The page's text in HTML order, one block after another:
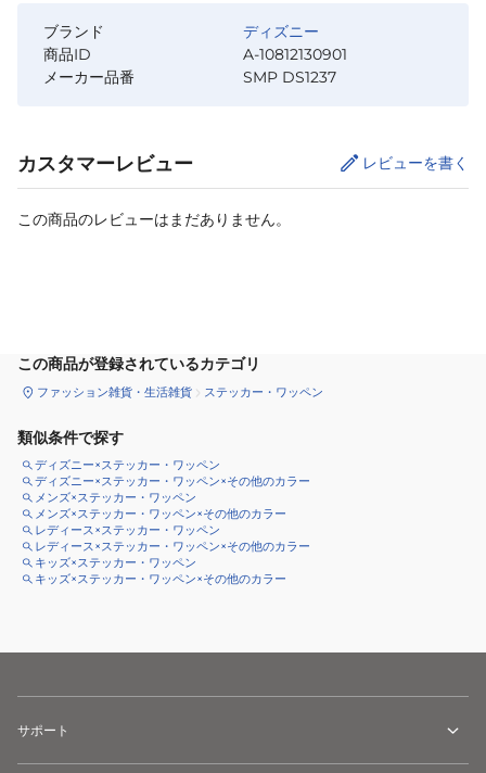
ブランド
ディズニー
商品ID
A-10812130901
メーカー品番
SMP DS1237
カスタマーレビュー レビューを書く
この商品のレビューはまだありません。
この商品が登録されているカテゴリ
ファッション雑貨・生活雑貨 ステッカー・ワッペン
類似条件で探す
ディズニー×ステッカー・ワッペン
ディズニー×ステッカー・ワッペン×その他のカラー
メンズ×ステッカー・ワッペン
メンズ×ステッカー・ワッペン×その他のカラー
レディース×ステッカー・ワッペン
レディース×ステッカー・ワッペン×その他のカラー
キッズ×ステッカー・ワッペン
キッズ×ステッカー・ワッペン×その他のカラー
サポート